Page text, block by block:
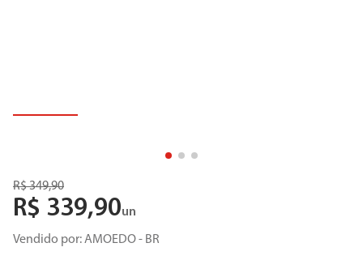
R$349,90
R$ 339,90un
Vendido por:AMOEDO - BR